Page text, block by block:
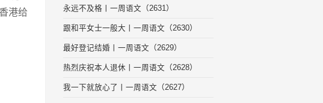
港给
永远不及格丨一周语文（2631）
跟和平女士一般大丨一周语文（2630）
最好登记结婚丨一周语文（2629）
热烈庆祝本人退休丨一周语文（2628）
我一下就放心了丨一周语文（2627）